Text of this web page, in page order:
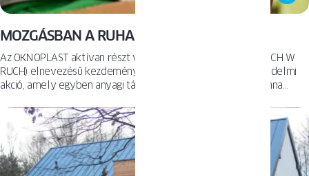
MOZGÁSBAN A RUHA
Az OKNOPLAST aktívan részt vett a „Mozgásban a ruha” (CIUCH W
RUCH) elnevezésű kezdeményezésben. Ez egy környezetvédelmi
akció, amely egyben anyagi támogatást is nyújt az Anna Dymna